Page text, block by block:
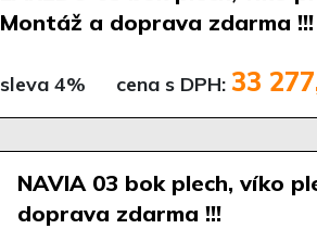
Montáž a doprava zdarma !!!
sleva 4% cena s DPH: 33
NAVIA 03 bok plech, víko
doprava zdarma !!!